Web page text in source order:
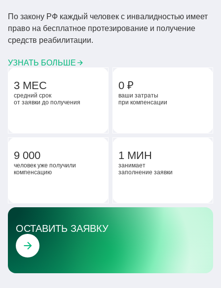
По закону РФ каждый человек с инвалидностью имеет
право на бесплатное протезирование и получение
средств реабилитации.
УЗНАТЬ БОЛЬШЕ
3 МЕС
средний срок
от заявки до получения
0 ₽
ваши затраты
при компенсации
9 000
человек уже получили
компенсацию
1 МИН
занимает
заполнение заявки
ОСТАВИТЬ ЗАЯВКУ